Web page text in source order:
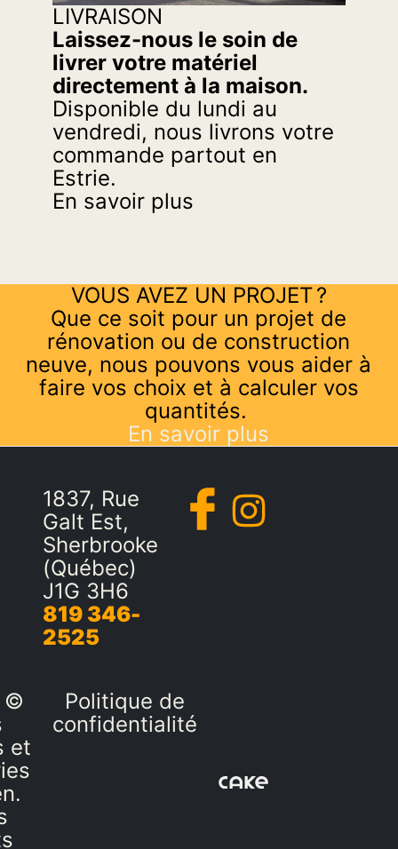
LIVRAISON
Laissez-nous le soin de
livrer votre matériel
directement à la maison.
Disponible du lundi au
vendredi, nous livrons votre
commande partout en
Estrie.
En savoir plus
VOUS AVEZ UN PROJET ?
Que ce soit pour un projet de
rénovation ou de construction
neuve, nous pouvons vous aider à
faire vos choix et à calculer vos
quantités.
En savoir plus
1837, Rue
Galt Est,
Sherbrooke
(Québec)
J1G 3H6
819 346-
2525
©
et
Politique de
confidentialité